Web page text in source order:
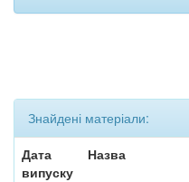
Знайдені матеріали:
Дата
випуску
Назва